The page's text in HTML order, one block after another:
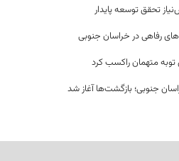
تحقق توسعه پایدار
رفاهی در خراسان جنوبی
متهمان راکسب کرد